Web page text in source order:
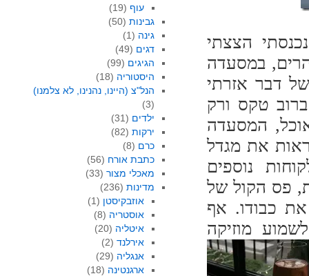
הצצתי
במסעדה
דבר אזרתי
טקס ורק
המסעדה
את מגדל
נוספים
פס הקול של
את כבודו. אף
מוזיקה
עוף (19)
גבינות(50)
גינה (1)
דגים (49)
הגיגים (99)
היסטוריה (18)
הנל"צ (היינו, נהנינו, לא צלמנו)
(3)
ילדים (31)
ירקות(82)
כרם (8)
כתבת אורח (56)
מאכלי מצור(33)
מדינות(236)
אוזבקיסטן (1)
אוסטריה (8)
איטליה (20)
אירלנד (2)
אנגליה (29)
ארגנטינה (18)